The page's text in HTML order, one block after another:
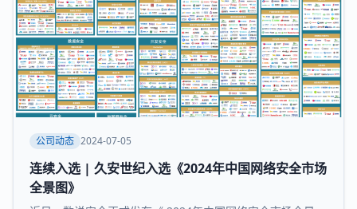
公司动态 2024-07-05
连续入选 | 久安世纪入选《2024年中国网络安全市场
全景图》